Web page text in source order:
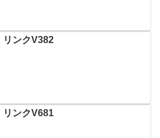
リンクV382
リンクV681